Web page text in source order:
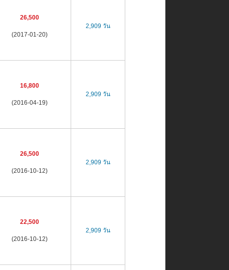
26,500
(2017-01-20)
2,909 วัน
16,800
(2016-04-19)
2,909 วัน
26,500
(2016-10-12)
2,909 วัน
22,500
(2016-10-12)
2,909 วัน